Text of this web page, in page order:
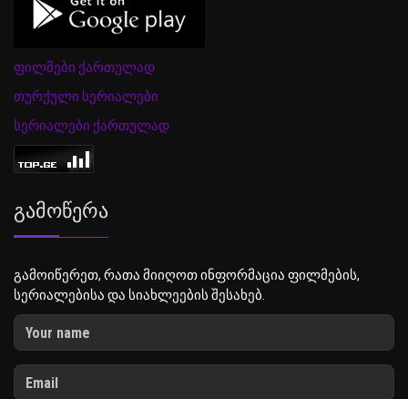
ფილმები ქართულად
თურქული სერიალები
სერიალები ქართულად
Გამოწერა
გამოიწერეთ, რათა მიიღოთ ინფორმაცია ფილმების,
სერიალებისა და სიახლეების შესახებ.